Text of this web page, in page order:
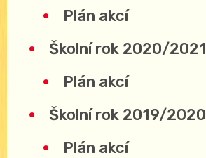
Plán akcí
Školní rok 2020/2021
Plán akcí
Školní rok 2019/2020
Plán akcí